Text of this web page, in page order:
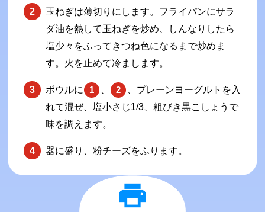
玉ねぎは薄切りにします。フライパンにサラ
ダ油を熱して玉ねぎを炒め、しんなりしたら
塩少々をふってきつね色になるまで炒めま
す。火を止めて冷まします。
ボウルに 1 2
、プレーンヨーグルトを入
れて混ぜ、塩小さじ1/3、粗びき黒こしょうで
味を調えます。
器に盛り、粉チーズをふります。